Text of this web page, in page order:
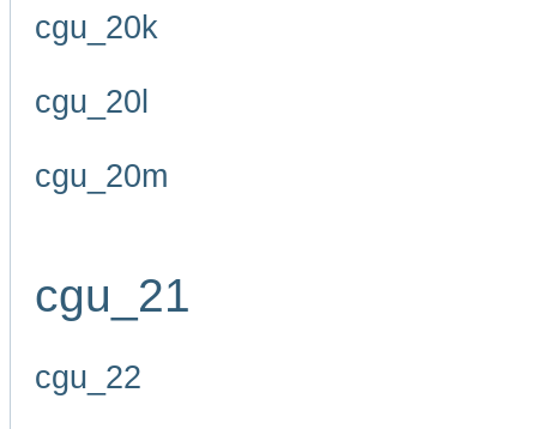
cgu_20k
cgu_20l
cgu_20m
cgu_21
cgu_22